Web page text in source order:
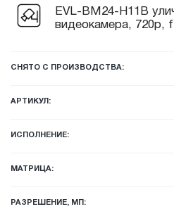
EVL-BM24-H11B
видеокамера, 720p,
СНЯТО С ПРОИЗВОДСТВА:
АРТИКУЛ:
ИСПОЛНЕНИЕ:
МАТРИЦА:
РАЗРЕШЕНИЕ, МП: